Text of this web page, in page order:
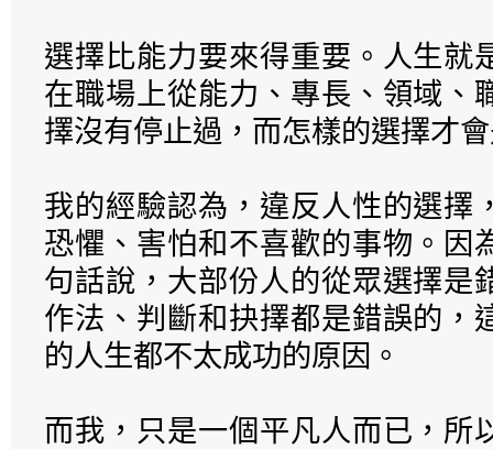
選擇比能力要來得重要。人生就
在職場上從能力、專長、領域、
擇沒有停止過，而怎樣的選擇才
我的經驗認為，違反人性的選擇
恐懼、害怕和不喜歡的事物。因
句話說，大部份人的從眾選擇是
作法、判斷和抉擇都是錯誤的，
的人生都不太成功的原因。
而我，只是一個平凡人而已，所